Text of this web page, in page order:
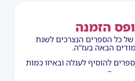
הזמנה
כל הספרים הנצרכים לשנת
הבאה בעז"ה.
להוסיף לעגלה ובאיזו כמות
–